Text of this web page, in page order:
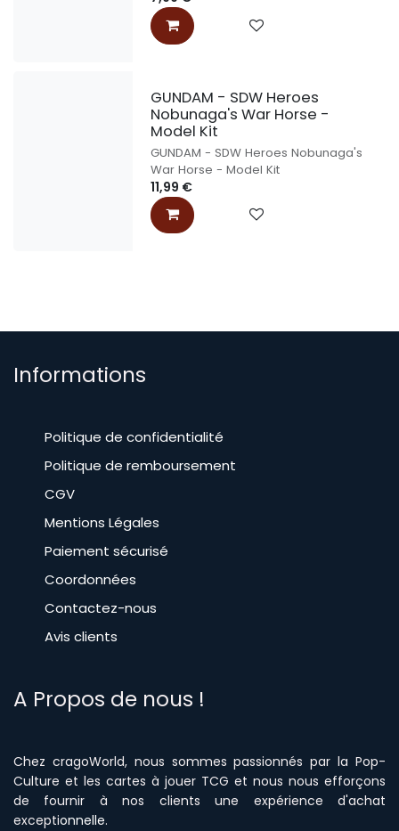
GUNDAM - SDW Heroes
Nobunaga's War Horse -
Model Kit
GUNDAM - SDW Heroes Nobunaga's
War Horse - Model Kit
11,99 €
Informations
Politique de confidentialité
Politique de remboursement
CGV
​Mentions Légales
Paiement sécurisé
Coordonnées
Contactez-nous
Avis clients
A Propos de nous !
Chez cragoWorld, nous sommes passionnés par la Pop-
Culture et les cartes à jouer TCG et nous nous efforçons
de fournir à nos clients une expérience d'achat
exceptionnelle.